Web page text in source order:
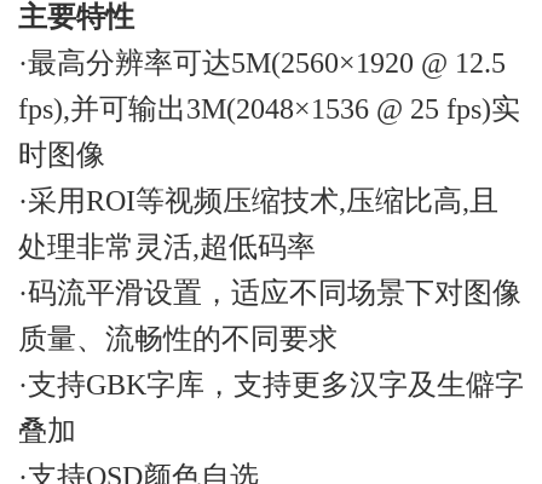
主要特性
·最高分辨率可达5M(2560×1920 @ 12.5
fps),并可输出3M(2048×1536 @ 25 fps)实
时图像
·采用ROI等视频压缩技术,压缩比高,且
处理非常灵活,超低码率
·码流平滑设置，适应不同场景下对图像
质量、流畅性的不同要求
·支持GBK字库，支持更多汉字及生僻字
叠加
·支持OSD颜色自选